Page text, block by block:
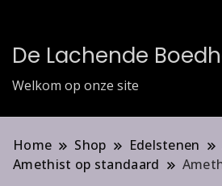
De Lachende
Welkom op onze site
Home Shop Edelstenen
Amethist op standaard